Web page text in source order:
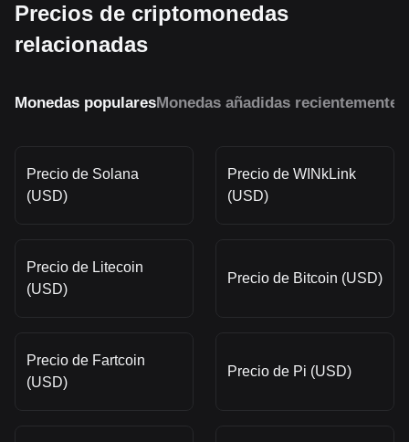
Precios de criptomonedas
relacionadas
Monedas popularesMonedas añadidas recientemente
Precio de Solana
(USD)
Precio de WINkLink
(USD)
Precio de Litecoin
(USD)
Precio de Bitcoin (USD)
Precio de Fartcoin
(USD)
Precio de Pi (USD)